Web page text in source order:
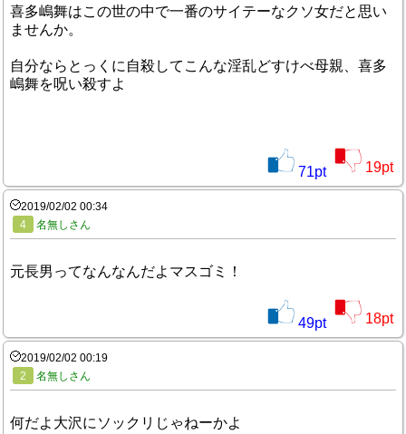
喜多嶋舞はこの世の中で一番のサイテーなクソ女だと思い
ませんか。
自分ならとっくに自殺してこんな淫乱どすけべ母親、喜多
嶋舞を呪い殺すよ
71pt 19pt
2019/02/02 00:34
4
名無しさん
元長男ってなんなんだよマスゴミ！
49pt 18pt
2019/02/02 00:19
2
名無しさん
何だよ大沢にソックリじゃねーかよ